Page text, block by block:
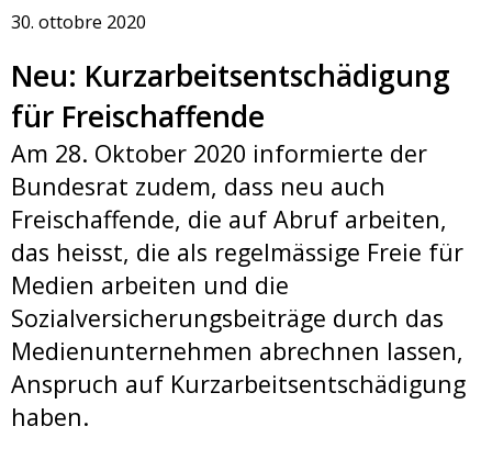
30. ottobre 2020
Neu: Kurzarbeitsentschädigung
für Freischaffende
Am 28. Oktober 2020 informierte der
Bundesrat zudem, dass neu auch
Freischaffende, die auf Abruf arbeiten,
das heisst, die als regelmässige Freie für
Medien arbeiten und die
Sozialversicherungsbeiträge durch das
Medienunternehmen abrechnen lassen,
Anspruch auf Kurzarbeitsentschädigung
haben.